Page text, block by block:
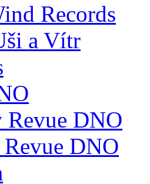
Records
a Vítr
DNO
DNO